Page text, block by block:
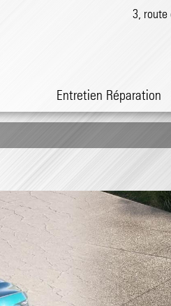
Entretien Réparation
3, route